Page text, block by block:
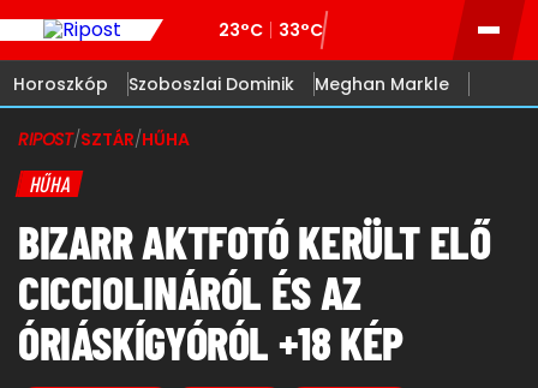
23°C 33°C
Horoszkóp Szoboszlai Dominik Meghan Markle
RIPOST/SZTÁR/HŰHA
HŰHA
BIZARR AKTFOTÓ KERÜLT ELŐ
CICCIOLINÁRÓL ÉS AZ
ÓRIÁSKÍGYÓRÓL +18 KÉP